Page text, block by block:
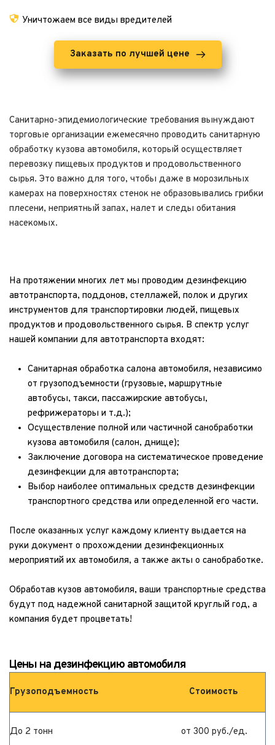
Уничтожаем все виды вредителей
Заказать по лучшей цене
Санитарно-эпидемиологические требования вынуждают
торговые организации ежемесячно проводить санитарную
обработку кузова автомобиля, который осуществляет
перевозку пищевых продуктов и продовольственного
сырья. Это важно для того, чтобы даже в морозильных
камерах на поверхностях стенок не образовывались грибки
плесени, неприятный запах, налет и следы обитания
насекомых.
На протяжении многих лет мы проводим дезинфекцию
автотранспорта, поддонов, стеллажей, полок и других
инструментов для транспортировки людей, пищевых
продуктов и продовольственного сырья. В спектр услуг
нашей компании для автотранспорта входят:
Санитарная обработка салона автомобиля, независимо
от грузоподъемности (грузовые, маршрутные
автобусы, такси, пассажирские автобусы,
рефрижераторы и т.д.);
Осуществление полной или частичной санобработки
кузова автомобиля (салон, днище);
Заключение договора на систематическое проведение
дезинфекции для автотранспорта;
Выбор наиболее оптимальных средств дезинфекции
транспортного средства или определенной его части.
После оказанных услуг каждому клиенту выдается на
руки документ о прохождении дезинфекционных
мероприятий их автомобиля, а также акты о санобработке.
Обработав кузов автомобиля, ваши транспортные средства
будут под надежной санитарной защитой круглый год, а
компания будет процветать!
Цены на дезинфекцию автомобиля
Грузоподъемность Стоимость
До 2 тонн от 300 руб./ед.